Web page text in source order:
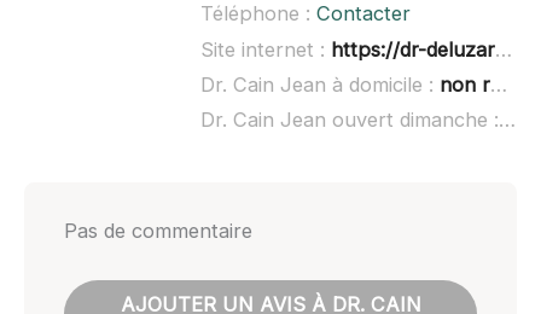
Téléphone : Contacter
Site internet : https://dr-deluzarche-severine.chirurgiens-dentistes.fr/
Dr. Cain Jean à domicile : non renseigné
Dr. Cain Jean ouvert dimanche :
Pas de commentaire
AJOUTER UN AVIS À DR. CAIN